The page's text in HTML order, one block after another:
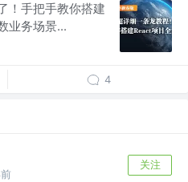
！手把手教你搭建
业务场景...
4
关注